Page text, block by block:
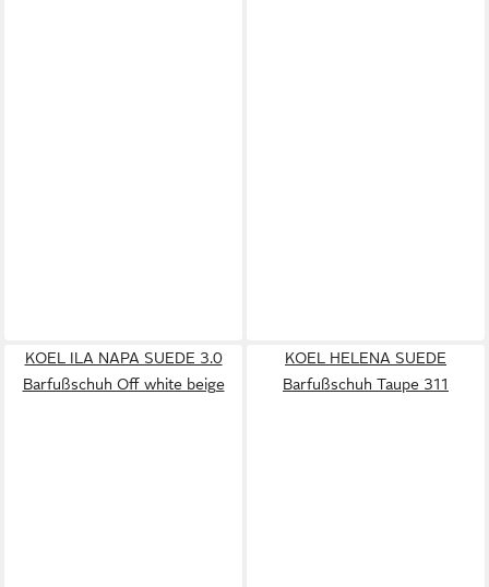
KOEL ILA NAPA SUEDE 3.0
Barfußschuh Off white beige
KOEL HELENA SUEDE
Barfußschuh Taupe 311